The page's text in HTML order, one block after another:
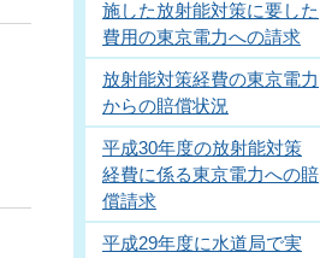
施した放射能対策に要した
費用の東京電力への請求
放射能対策経費の東京電力
からの賠償状況
平成30年度の放射能対策
経費に係る東京電力への賠
償請求
平成29年度に水道局で実